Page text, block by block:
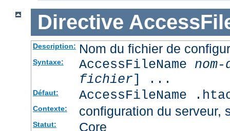
Directive
Description: Nom du fichier de
Syntaxe: AccessFileName
fichier] ...
Défaut: AccessFileName
Contexte: configuration du serveur,
Statut: Core